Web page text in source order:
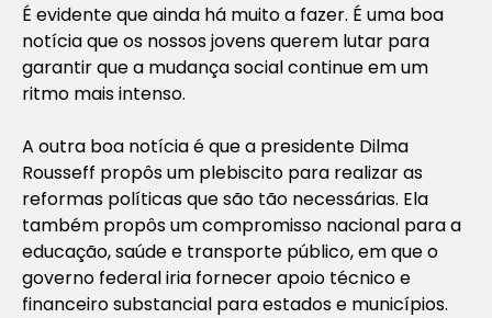
É evidente que ainda há muito a fazer. É uma boa
notícia que os nossos jovens querem lutar para
garantir que a mudança social continue em um
ritmo mais intenso.
A outra boa notícia é que a presidente Dilma
Rousseff propôs um plebiscito para realizar as
reformas políticas que são tão necessárias. Ela
também propôs um compromisso nacional para a
educação, saúde e transporte público, em que o
governo federal iria fornecer apoio técnico e
financeiro substancial para estados e municípios.